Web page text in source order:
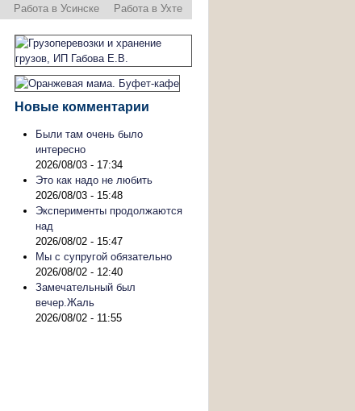
Работа в Усинске Работа в Ухте
Новые комментарии
Были там очень было
интересно
2026/08/03 - 17:34
Это как надо не любить
2026/08/03 - 15:48
Эксперименты продолжаются
над
2026/08/02 - 15:47
Мы с супругой обязательно
2026/08/02 - 12:40
Замечательный был
вечер.Жаль
2026/08/02 - 11:55